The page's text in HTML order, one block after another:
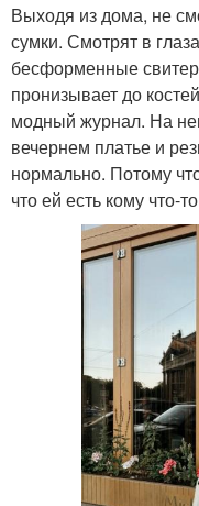
Выходя из дома, не
сумки. Смотрят в
бесформенные
пронизывает до
модный журнал. На
вечернем платье и
нормально. Потому
что ей есть кому что-